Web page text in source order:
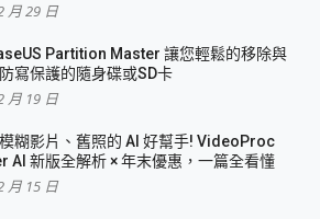
月 29 日
Partition Master 讓您輕鬆的移除與
寫保護的隨身碟或SD卡
月 19 日
糊影片、舊照的 AI 好幫手! VideoProc
AI 新版全解析 × 年末優惠，一篇全看懂
月 15 日